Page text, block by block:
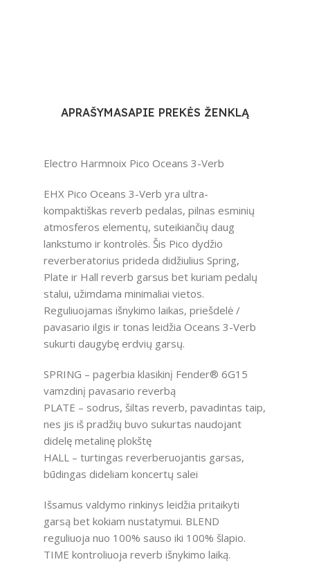
APRAŠYMASAPIE PREKĖS ŽENKLĄ
Electro Harmnoix Pico Oceans 3-Verb
EHX Pico Oceans 3-Verb yra ultra-
kompaktiškas reverb pedalas, pilnas esminių
atmosferos elementų, suteikiančių daug
lankstumo ir kontrolės. Šis Pico dydžio
reverberatorius prideda didžiulius Spring,
Plate ir Hall reverb garsus bet kuriam pedalų
stalui, užimdama minimaliai vietos.
Reguliuojamas išnykimo laikas, priešdelė /
pavasario ilgis ir tonas leidžia Oceans 3-Verb
sukurti daugybę erdvių garsų.
SPRING – pagerbia klasikinį Fender® 6G15
vamzdinį pavasario reverbą
PLATE – sodrus, šiltas reverb, pavadintas taip,
nes jis iš pradžių buvo sukurtas naudojant
didelę metalinę plokštę
HALL – turtingas reverberuojantis garsas,
būdingas dideliam koncertų salei
Išsamus valdymo rinkinys leidžia pritaikyti
garsą bet kokiam nustatymui. BLEND
reguliuoja nuo 100% sauso iki 100% šlapio.
TIME kontroliuoja reverb išnykimo laiką.